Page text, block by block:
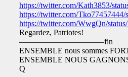
https://twitter.com/Kath3853/
https://twitter.com/Tko77457444/
https://twitter.com/WwgQn/
Regardez, Patriotes!
——————————–fin
ENSEMBLE nous sommes
ENSEMBLE NOUS
Q